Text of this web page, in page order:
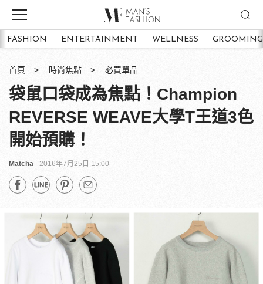
FASHION ENTERTAINMENT WELLNESS GROOMING
首頁 時尚焦點 必買單品
袋鼠口袋成為焦點！Champion
REVERSE WEAVE大學T王道3色
開始預購！
Matcha 2016年7月25日 15:00